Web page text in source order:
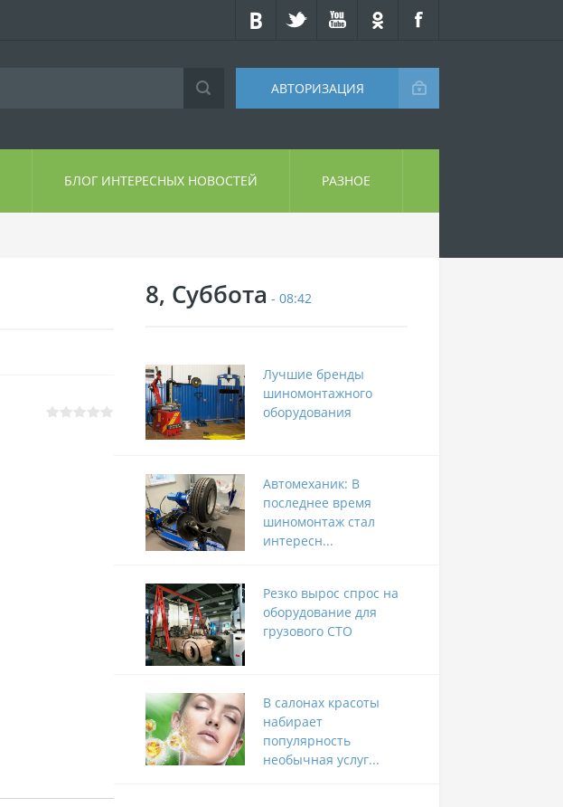
АВТОРИЗАЦИЯ
БЛОГ ИНТЕРЕСНЫХ НОВОСТЕЙ РАЗНОЕ
8, Суббота - 08:42
Лучшие бренды
шиномонтажного
оборудования
Автомеханик: В
последнее время
шиномонтаж стал
интересн...
Резко вырос спрос на
оборудование для
грузового СТО
В салонах красоты
набирает
популярность
необычная услуг...